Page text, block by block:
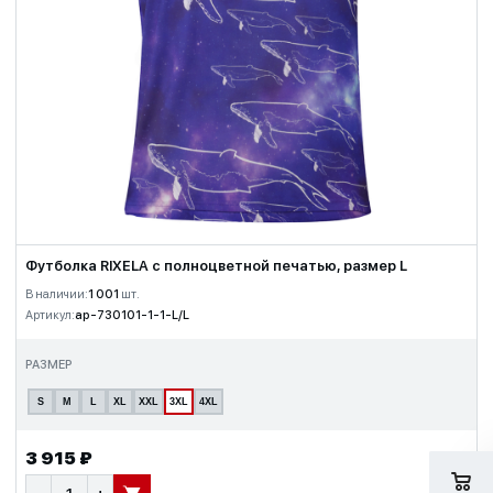
Футболка RIXELA с полноцветной печатью, размер L
В наличии:1 001 шт.
Артикул:ap-730101-1-1-L/L
РАЗМЕР
S M XL XXL 3XL 4XL
3 915 ₽